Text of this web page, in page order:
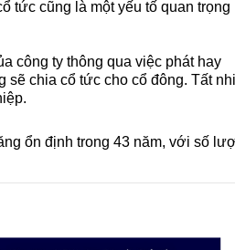
tức cũng là một yếu tố quan trọng
công ty thông qua việc phát hay
sẽ chia cổ tức cho cổ đông. Tất
ổn định trong 43 năm, với số